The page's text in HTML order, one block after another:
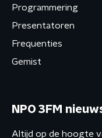
Programmering
Presentatoren
Frequenties
Gemist
NPO 3FM
Altijd op de hoogte